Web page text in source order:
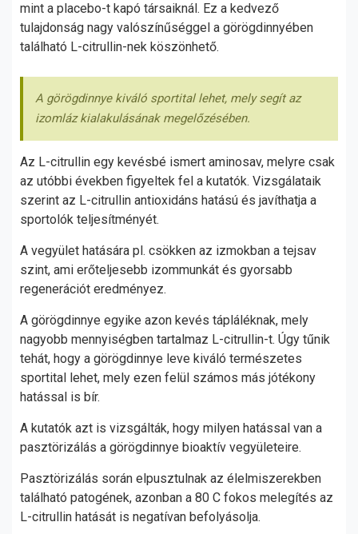
mint a placebo-t kapó társaiknál. Ez a kedvező
tulajdonság nagy valószínűséggel a görögdinnyében
található L-citrullin-nek köszönhető.
A görögdinnye kiváló sportital lehet, mely segít az
izomláz kialakulásának megelőzésében.
Az L-citrullin egy kevésbé ismert aminosav, melyre csak
az utóbbi években figyeltek fel a kutatók. Vizsgálataik
szerint az L-citrullin antioxidáns hatású és javíthatja a
sportolók teljesítményét.
A vegyület hatására pl. csökken az izmokban a tejsav
szint, ami erőteljesebb izommunkát és gyorsabb
regenerációt eredményez.
A görögdinnye egyike azon kevés tápláléknak, mely
nagyobb mennyiségben tartalmaz L-citrullin-t. Úgy tűnik
tehát, hogy a görögdinnye leve kiváló természetes
sportital lehet, mely ezen felül számos más jótékony
hatással is bír.
A kutatók azt is vizsgálták, hogy milyen hatással van a
pasztörizálás a görögdinnye bioaktív vegyületeire.
Pasztörizálás során elpusztulnak az élelmiszerekben
található patogének, azonban a 80 C fokos melegítés az
L-citrullin hatását is negatívan befolyásolja.